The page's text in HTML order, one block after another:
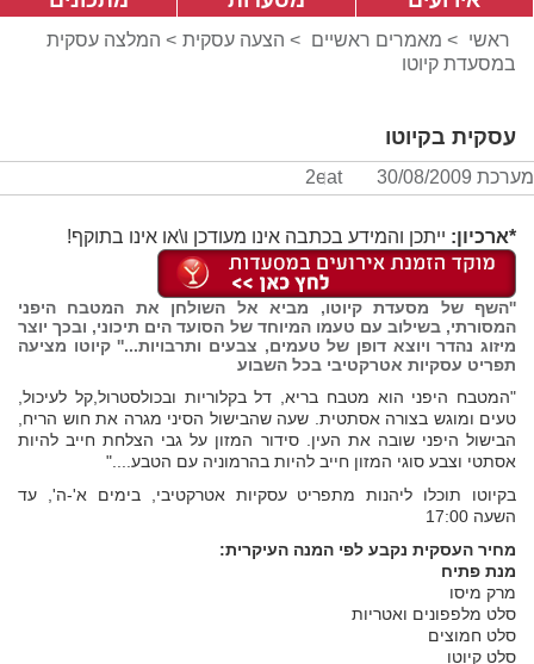
ראשי > מאמרים ראשיים > הצעה עסקית > המלצה עסקית
במסעדת קיוטו
עסקית בקיוטו
מערכת 2eat 30/08/2009
*ארכיון: ייתכן והמידע בכתבה אינו מעודכן ו\או אינו בתוקף!
''השף של מסעדת קיוטו, מביא אל השולחן את המטבח היפני
המסורתי, בשילוב עם טעמו המיוחד של הסועד הים תיכוני, ובכך יוצר
מיזוג נהדר ויוצא דופן של טעמים, צבעים ותרבויות...''קיוטו מציעה
תפריט עסקיות אטרקטיבי בכל השבוע
"המטבח היפני הוא מטבח בריא, דל בקלוריות ובכולסטרול,קל לעיכול,
טעים ומוגש בצורה אסתטית. שעה שהבישול הסיני מגרה את חוש הריח,
הבישול היפני שובה את העין. סידור המזון על גבי הצלחת חייב להיות
אסתטי וצבע סוגי המזון חייב להיות בהרמוניה עם הטבע...."
בקיוטו תוכלו ליהנות מתפריט עסקיות אטרקטיבי, בימים א'-ה', עד
השעה 17:00
מחיר העסקית נקבע לפי המנה העיקרית:
מנת פתיח
מרק מיסו
סלט מלפפונים ואטריות
סלט חמוצים
סלט קיוטו